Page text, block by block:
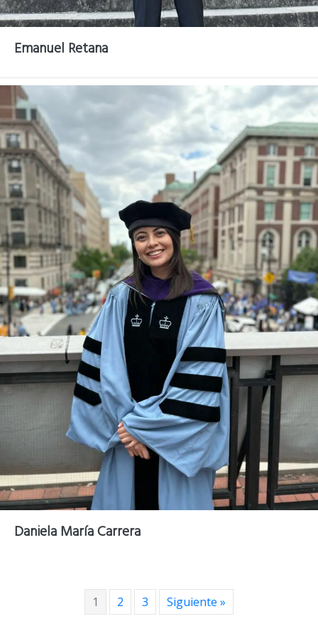
Emanuel Retana
Daniela María Carrera
1 2 3 Siguiente »